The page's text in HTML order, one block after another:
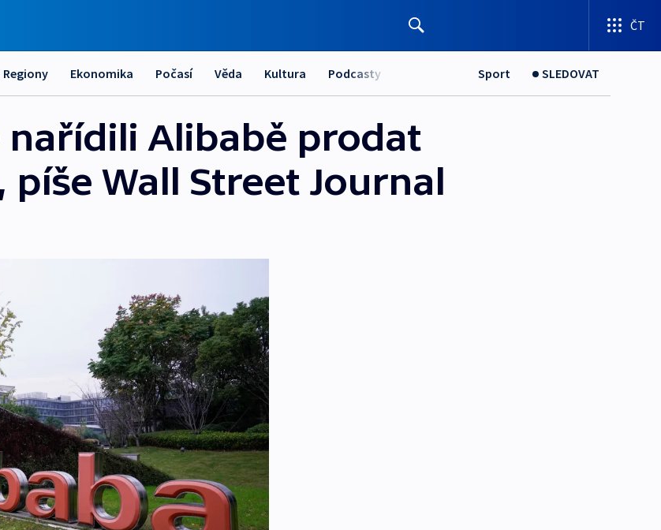
ČT
Regiony Ekonomika Počasí Věda Kultura Podcasty Sport SLEDOVAT
nařídili Alibabě prodat
Wall Street Journal